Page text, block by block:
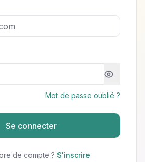
Mot de passe oublié ?
Se connecter
de compte ? S'inscrire